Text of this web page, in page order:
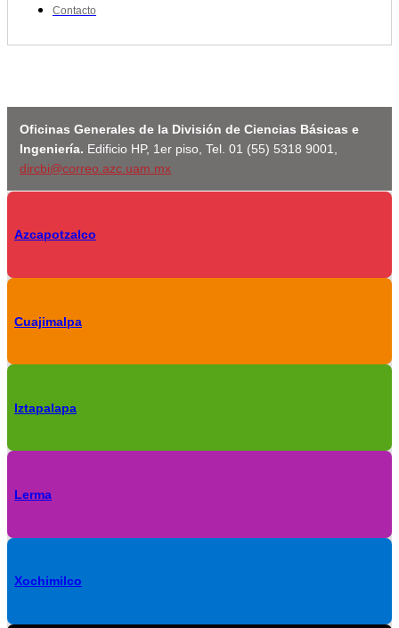
Contacto
Oficinas Generales de la División de Ciencias Básicas e
Ingeniería. Edificio HP, 1er piso, Tel. 01 (55) 5318 9001,
dircbi@correo.azc.uam.mx
Azcapotzalco
Cuajimalpa
Iztapalapa
Lerma
Xochimilco